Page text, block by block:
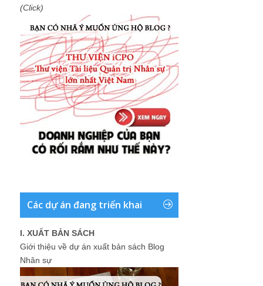
(Click)
Các dự án đang triển khai
I. XUẤT BẢN SÁCH
Giới thiệu về dự án xuất bản sách Blog
Nhân sự